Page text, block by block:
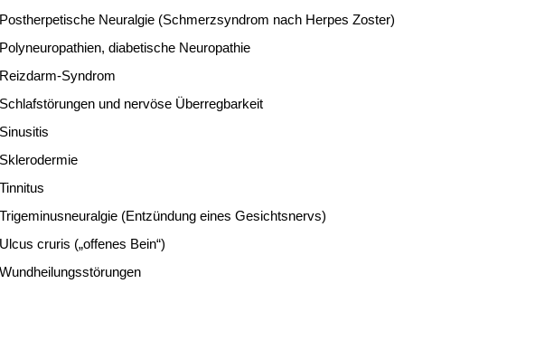
Postherpetische Neuralgie (Schmerzsyndrom nach Herpes Zoster)
Polyneuropathien, diabetische Neuropathie
Reizdarm-Syndrom
Schlafstörungen und nervöse Überregbarkeit
Sinusitis
Sklerodermie
Tinnitus
Trigeminusneuralgie (Entzündung eines Gesichtsnervs)
Ulcus cruris („offenes Bein“)
Wundheilungsstörungen